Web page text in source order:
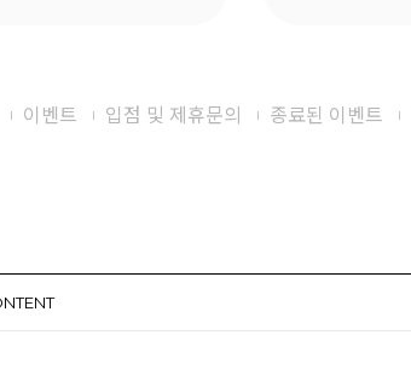
이벤트 입점 및 제휴문의 종료된 이벤트